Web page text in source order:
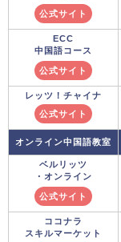
公式サイト
ECC
中国語コース
公式サイト
レッツ！チャイナ
公式サイト
オンライン中国語教室
ベルリッツ
・オンライン
公式サイト
ココナラ
スキルマーケット